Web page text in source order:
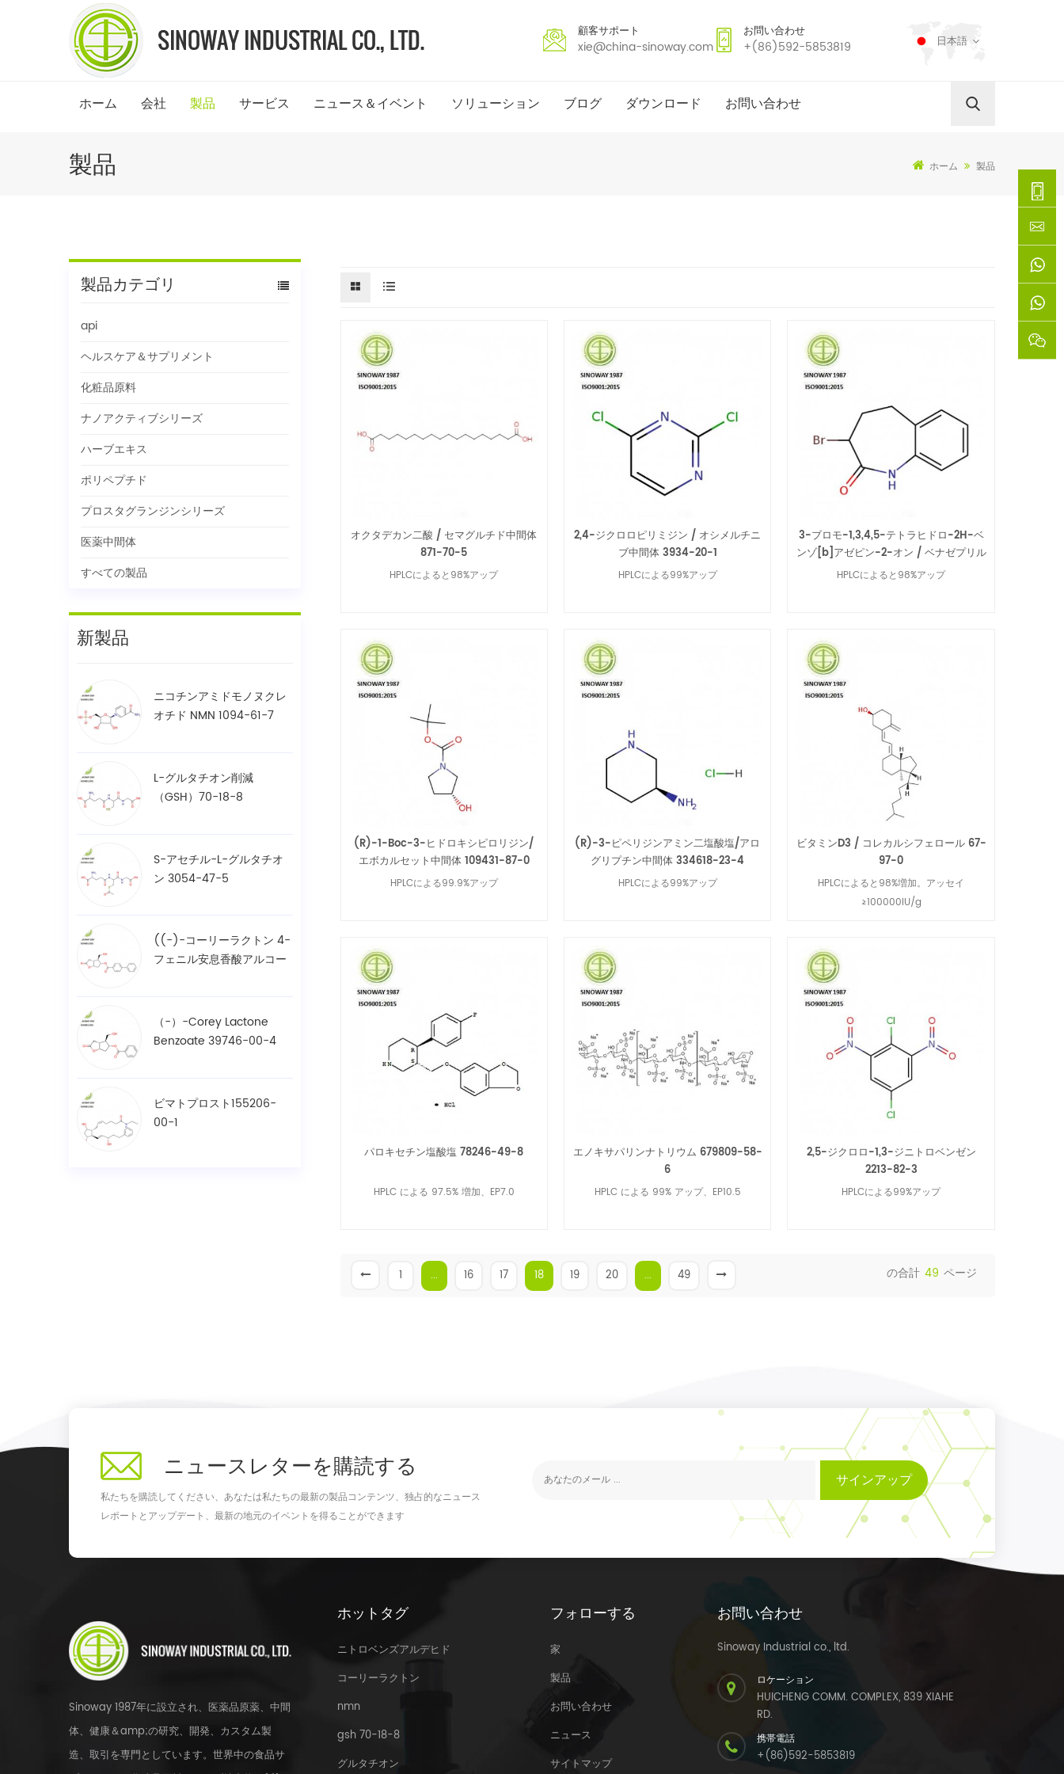
顧客サポート
xie@china-sinoway.com
お問い合わせ
+(86)592-5853819 日本語
ホーム 会社 製品 サービス ニュース＆イベント ソリューション ブログ ダウンロード お問い合わせ
製品 ホーム 製品
製品カテゴリ
api
ヘルスケア＆サプリメント
化粧品原料
ナノアクティブシリーズ
ハーブエキス
ポリペプチド
プロスタグランジンシリーズ
医薬中間体
すべての製品
新製品
ニコチンアミドモノヌクレ
オチド NMN 1094-61-7
L-グルタチオン削減
（GSH）70-18-8
S-アセチル-L-グルタチオ
ン 3054-47-5
((-)-コーリーラクトン 4-
フェニル安息香酸アルコー
（-）-Corey Lactone
Benzoate 39746-00-4
ビマトプロスト155206-
00-1
オクタデカン二酸 / セマグルチド中間体
871-70-5
HPLCによると98%アップ
2,4-ジクロロピリミジン / オシメルチニ
ブ中間体 3934-20-1
HPLCによる99%アップ
3-ブロモ-1,3,4,5-テトラヒドロ-2H-ベ
ンゾ[b]アゼピン-2-オン / ベナゼプリル
中間体 86499-96-9
HPLCによると98%アップ
(R)-1-Boc-3-ヒドロキシピロリジン/
エボカルセット中間体 109431-87-0
HPLCによる99.9%アップ
(R)-3-ピペリジンアミン二塩酸塩/アロ
グリプチン中間体 334618-23-4
HPLCによる99%アップ
ビタミンD3 / コレカルシフェロール 67-
97-0
HPLCによると98%増加。アッセイ
≥100000IU/g
パロキセチン塩酸塩 78246-49-8
HPLC による 97.5% 増加、EP7.0
続きを読む
エノキサパリンナトリウム 679809-58-
6
HPLC による 99% アップ、EP10.5
続きを読む
2,5-ジクロロ-1,3-ジニトロベンゼン
2213-82-3
HPLCによる99%アップ
1 ... 16 17 18 19 20 ... 49 の合計 49 ページ
ニュースレターを購読する
私たちを購読してください、あなたは私たちの最新の製品コンテンツ、独占的なニュース
レポートとアップデート、最新の地元のイベントを得ることができます
サインアップ
Sinoway 1987年に設立され、医薬品原薬、中間
体、健康＆amp;の研究、開発、カスタム製
造、取引を専門としています。世界中の食品サ
ホットタグ
ニトロベンズアルデヒド
コーリーラクトン
nmn
gsh 70-18-8
グルタチオン
フォローする
家
製品
お問い合わせ
ニュース
サイトマップ
お問い合わせ
Sinoway Industrial co., ltd.
ロケーション
HUICHENG COMM. COMPLEX, 839 XIAHE
RD.
携帯電話
+(86)592-5853819
5853819